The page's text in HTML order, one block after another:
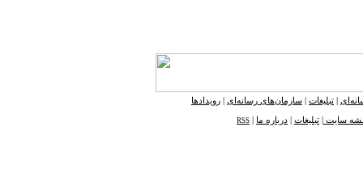
تبلیغات سازمان‌های رسانه‌ای رویدادها
‌سایت تبلیغات درباره ما RSS